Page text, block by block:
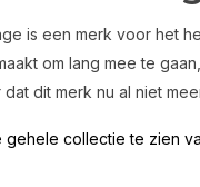
is een merk voor het
om lang mee te
dit merk nu al niet
gehele collectie te zien